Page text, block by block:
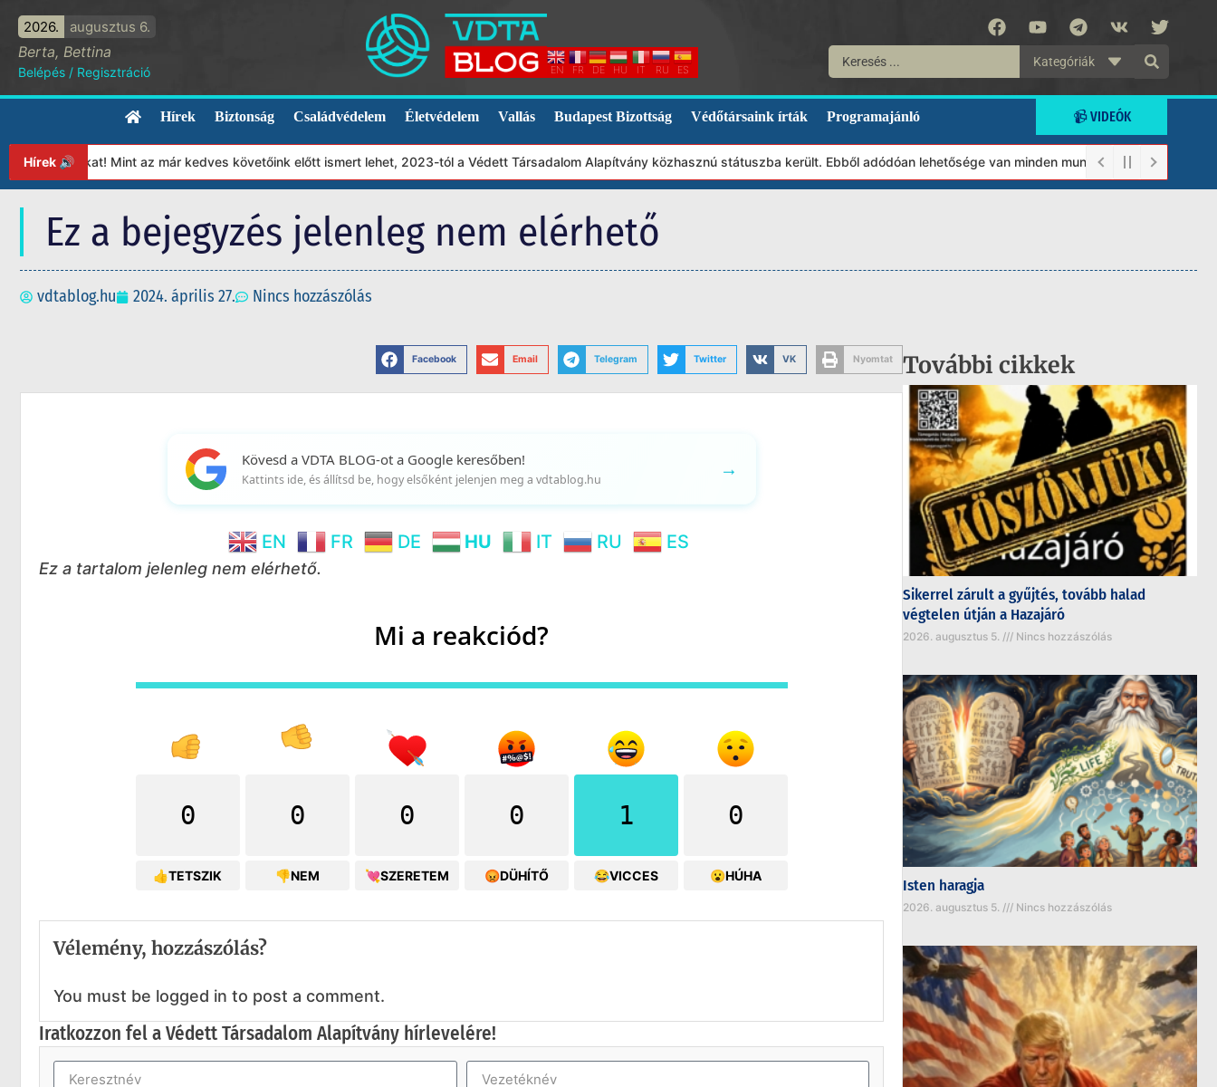
2026. augusztus 6.
Berta, Bettina
Belépés / Regisztráció EN FR DE HU IT RU ES
Kategóriák
Hírek Biztonság Családvédelem Életvédelem Vallás Budapest Bizottság Védőtársaink írták Programajánló 📹 VIDEÓK
Hírek 🔊Mint az már kedves követőink előtt ismert lehet, 2023-tól a Védett Társadalom Alapítvány közhasznú státuszba került. Ebből adódóan lehetősége van minden munkánkat segíteni
Ez a bejegyzés jelenleg nem elérhető
vdtablog.hu 2024. április 27. Nincs hozzászólás
Facebook Email Telegram Twitter VK Nyomtat
Kövesd a VDTA BLOG-ot a Google keresőben!
Kattints ide, és állítsd be, hogy elsőként jelenjen meg a vdtablog.hu →
EN FR DE HU IT RU ES
Ez a tartalom jelenleg nem elérhető.
Mi a reakciód?
0
👍TETSZIK
0
👎NEM
0
💘SZERETEM
0
😡DÜHÍTŐ
1
😂VICCES
0
😮HÚHA
Vélemény, hozzászólás?
You must be logged in to post a comment.
Iratkozzon fel a Védett Társadalom Alapítvány hírlevelére!
További cikkek
Sikerrel zárult a gyűjtés, tovább halad
végtelen útján a Hazajáró
2026. augusztus 5. Nincs hozzászólás
Isten haragja
2026. augusztus 5. Nincs hozzászólás